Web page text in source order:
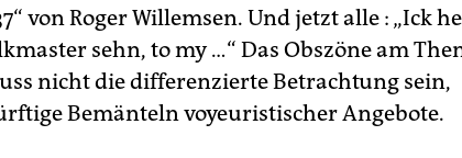
von Roger Willemsen. Und jetzt alle : „Ick
sehn, to my …“ Das Obszöne am
nicht die differenzierte Betrachtung sein,
Bemänteln voyeuristischer Angebote.